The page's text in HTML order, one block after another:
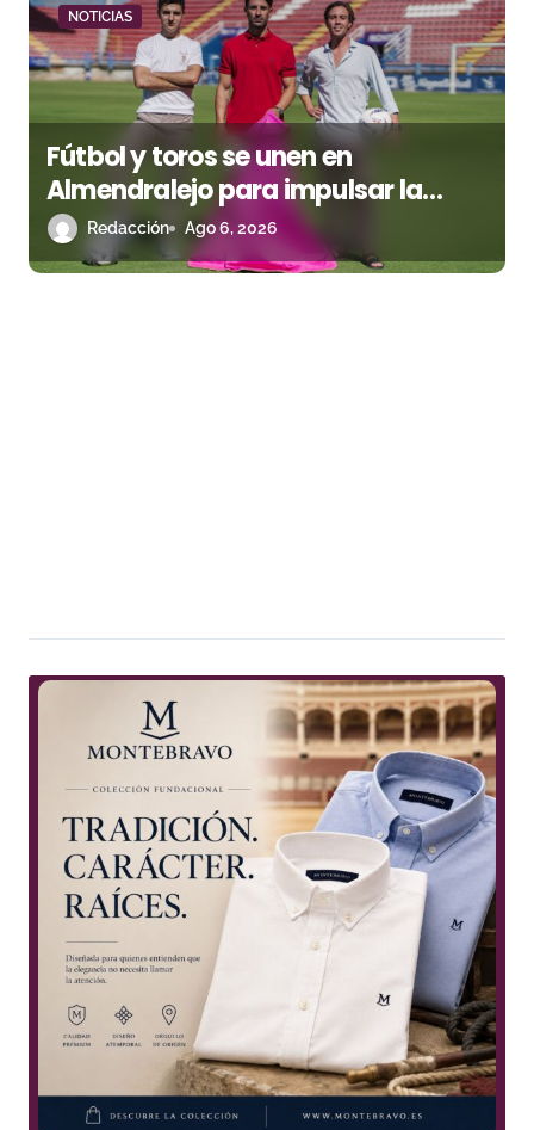
NOTICIAS
Fútbol y toros se unen en
Almendralejo para impulsar la
corrida de la Piedad
Redacción Ago 6, 2026